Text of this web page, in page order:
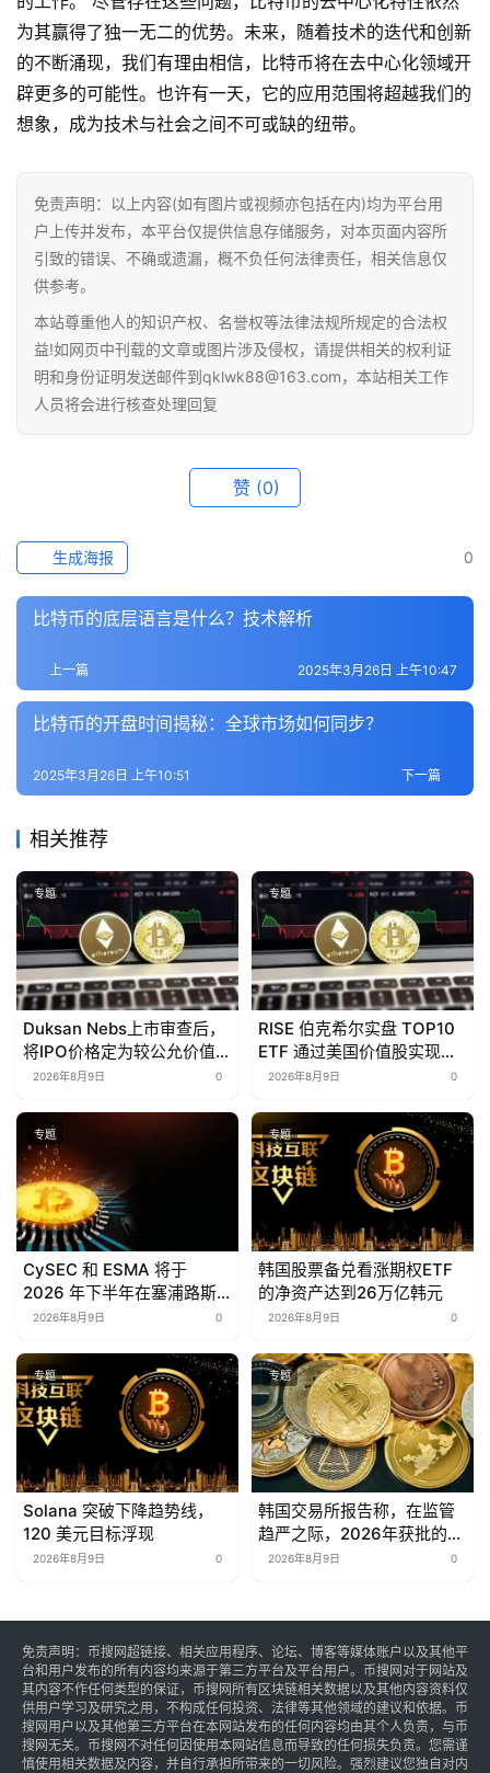
情
快
讯
百
科
为其赢得了独一无二的优势。未来，随着技术的迭代和创新
的不断涌现，我们有理由相信，比特币将在去中心化领域开
辟更多的可能性。也许有一天，它的应用范围将超越我们的
想象，成为技术与社会之间不可或缺的纽带。
免责声明：以上内容(如有图片或视频亦包括在内)均为平台用
户上传并发布，本平台仅提供信息存储服务，对本页面内容所
引致的错误、不确或遗漏，概不负任何法律责任，相关信息仅
供参考。
本站尊重他人的知识产权、名誉权等法律法规所规定的合法权
益!如网页中刊载的文章或图片涉及侵权，请提供相关的权利证
明和身份证明发送邮件到qklwk88@163.com，本站相关工作
人员将会进行核查处理回复
赞 (0)
0
生成海报
比特币的底层语言是什么？技术解析
上一篇 2025年3月26日 上午10:47
比特币的开盘时间揭秘：全球市场如何同步？
下一篇
2025年3月26日 上午10:51
相关推荐
专题
Duksan Nebs上市审查后，
将IPO价格定为较公允价值低
39%
2026年8月9日 0
专题
RISE 伯克希尔实盘 TOP10
ETF 通过美国价值股实现年
初至今 7.51% 的回报率
2026年8月9日 0
专题
CySEC 和 ESMA 将于
2026 年下半年在塞浦路斯
启动加密货币托管审计
2026年8月9日 0
专题
韩国股票备兑看涨期权ETF
的净资产达到26万亿韩元
2026年8月9日 0
专题
Solana 突破下降趋势线，
120 美元目标浮现
2026年8月9日 0
专题
韩国交易所报告称，在监管
趋严之际，2026年获批的
SPAC数量为零
2026年8月9日 0
免责声明：币搜网超链接、相关应用程序、论坛、博客等媒体账户以及其他平
台和用户发布的所有内容均来源于第三方平台及平台用户。币搜网对于网站及
其内容不作任何类型的保证，币搜网所有区块链相关数据以及其他内容资料仅
供用户学习及研究之用，不构成任何投资、法律等其他领域的建议和依据。币
搜网用户以及其他第三方平台在本网站发布的任何内容均由其个人负责，与币
搜网无关。币搜网不对任何因使用本网站信息而导致的任何损失负责。您需谨
慎使用相关数据及内容，并自行承担所带来的一切风险。强烈建议您独自对内